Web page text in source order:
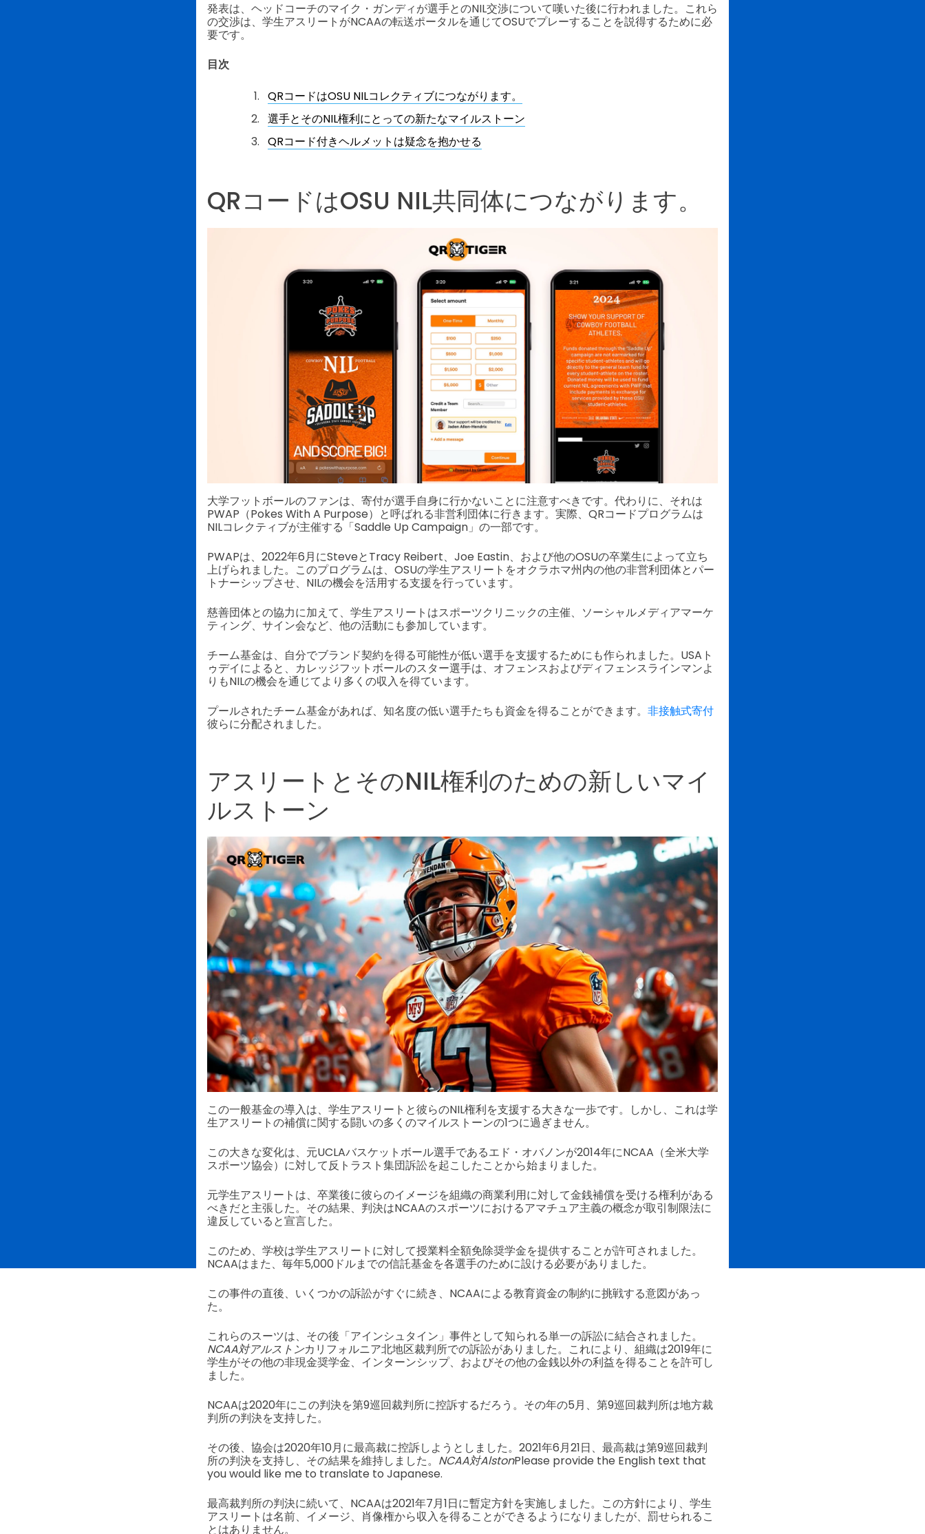
発表は、ヘッドコーチのマイク・ガンディが選手とのNIL交渉について嘆いた後に行われました。これら
の交渉は、学生アスリートがNCAAの転送ポータルを通じてOSUでプレーすることを説得するために必
要です。
目次
QRコードはOSU NILコレクティブにつながります。
選手とそのNIL権利にとっての新たなマイルストーン
QRコード付きヘルメットは疑念を抱かせる
QRコードはOSU NIL共同体につながります。
大学フットボールのファンは、寄付が選手自身に行かないことに注意すべきです。代わりに、それは
PWAP（Pokes With A Purpose）と呼ばれる非営利団体に行きます。実際、QRコードプログラムは
NILコレクティブが主催する「Saddle Up Campaign」の一部です。
PWAPは、2022年6月にSteveとTracy Reibert、Joe Eastin、および他のOSUの卒業生によって立ち
上げられました。このプログラムは、OSUの学生アスリートをオクラホマ州内の他の非営利団体とパー
トナーシップさせ、NILの機会を活用する支援を行っています。
慈善団体との協力に加えて、学生アスリートはスポーツクリニックの主催、ソーシャルメディアマーケ
ティング、サイン会など、他の活動にも参加しています。
チーム基金は、自分でブランド契約を得る可能性が低い選手を支援するためにも作られました。USAト
ゥデイによると、カレッジフットボールのスター選手は、オフェンスおよびディフェンスラインマンよ
りもNILの機会を通じてより多くの収入を得ています。
プールされたチーム基金があれば、知名度の低い選手たちも資金を得ることができます。 非接触式寄付
彼らに分配されました。
アスリートとそのNIL権利のための新しいマイ
ルストーン
この一般基金の導入は、学生アスリートと彼らのNIL権利を支援する大きな一歩です。しかし、これは学
生アスリートの補償に関する闘いの多くのマイルストーンの1つに過ぎません。
この大きな変化は、元UCLAバスケットボール選手であるエド・オバノンが2014年にNCAA（全米大学
スポーツ協会）に対して反トラスト集団訴訟を起こしたことから始まりました。
元学生アスリートは、卒業後に彼らのイメージを組織の商業利用に対して金銭補償を受ける権利がある
べきだと主張した。その結果、判決はNCAAのスポーツにおけるアマチュア主義の概念が取引制限法に
違反していると宣言した。
このため、学校は学生アスリートに対して授業料全額免除奨学金を提供することが許可されました。
NCAAはまた、毎年5,000ドルまでの信託基金を各選手のために設ける必要がありました。
この事件の直後、いくつかの訴訟がすぐに続き、NCAAによる教育資金の制約に挑戦する意図があっ
た。
これらのスーツは、その後「アインシュタイン」事件として知られる単一の訴訟に結合されました。
NCAA対アルストンカリフォルニア北地区裁判所での訴訟がありました。これにより、組織は2019年に
学生がその他の非現金奨学金、インターンシップ、およびその他の金銭以外の利益を得ることを許可し
ました。
NCAAは2020年にこの判決を第9巡回裁判所に控訴するだろう。その年の5月、第9巡回裁判所は地方裁
判所の判決を支持した。
その後、協会は2020年10月に最高裁に控訴しようとしました。2021年6月21日、最高裁は第9巡回裁判
所の判決を支持し、その結果を維持しました。 NCAA対AlstonPlease provide the English text that
you would like me to translate to Japanese.
最高裁判所の判決に続いて、NCAAは2021年7月1日に暫定方針を実施しました。この方針により、学生
アスリートは名前、イメージ、肖像権から収入を得ることができるようになりましたが、罰せられるこ
とはありません。